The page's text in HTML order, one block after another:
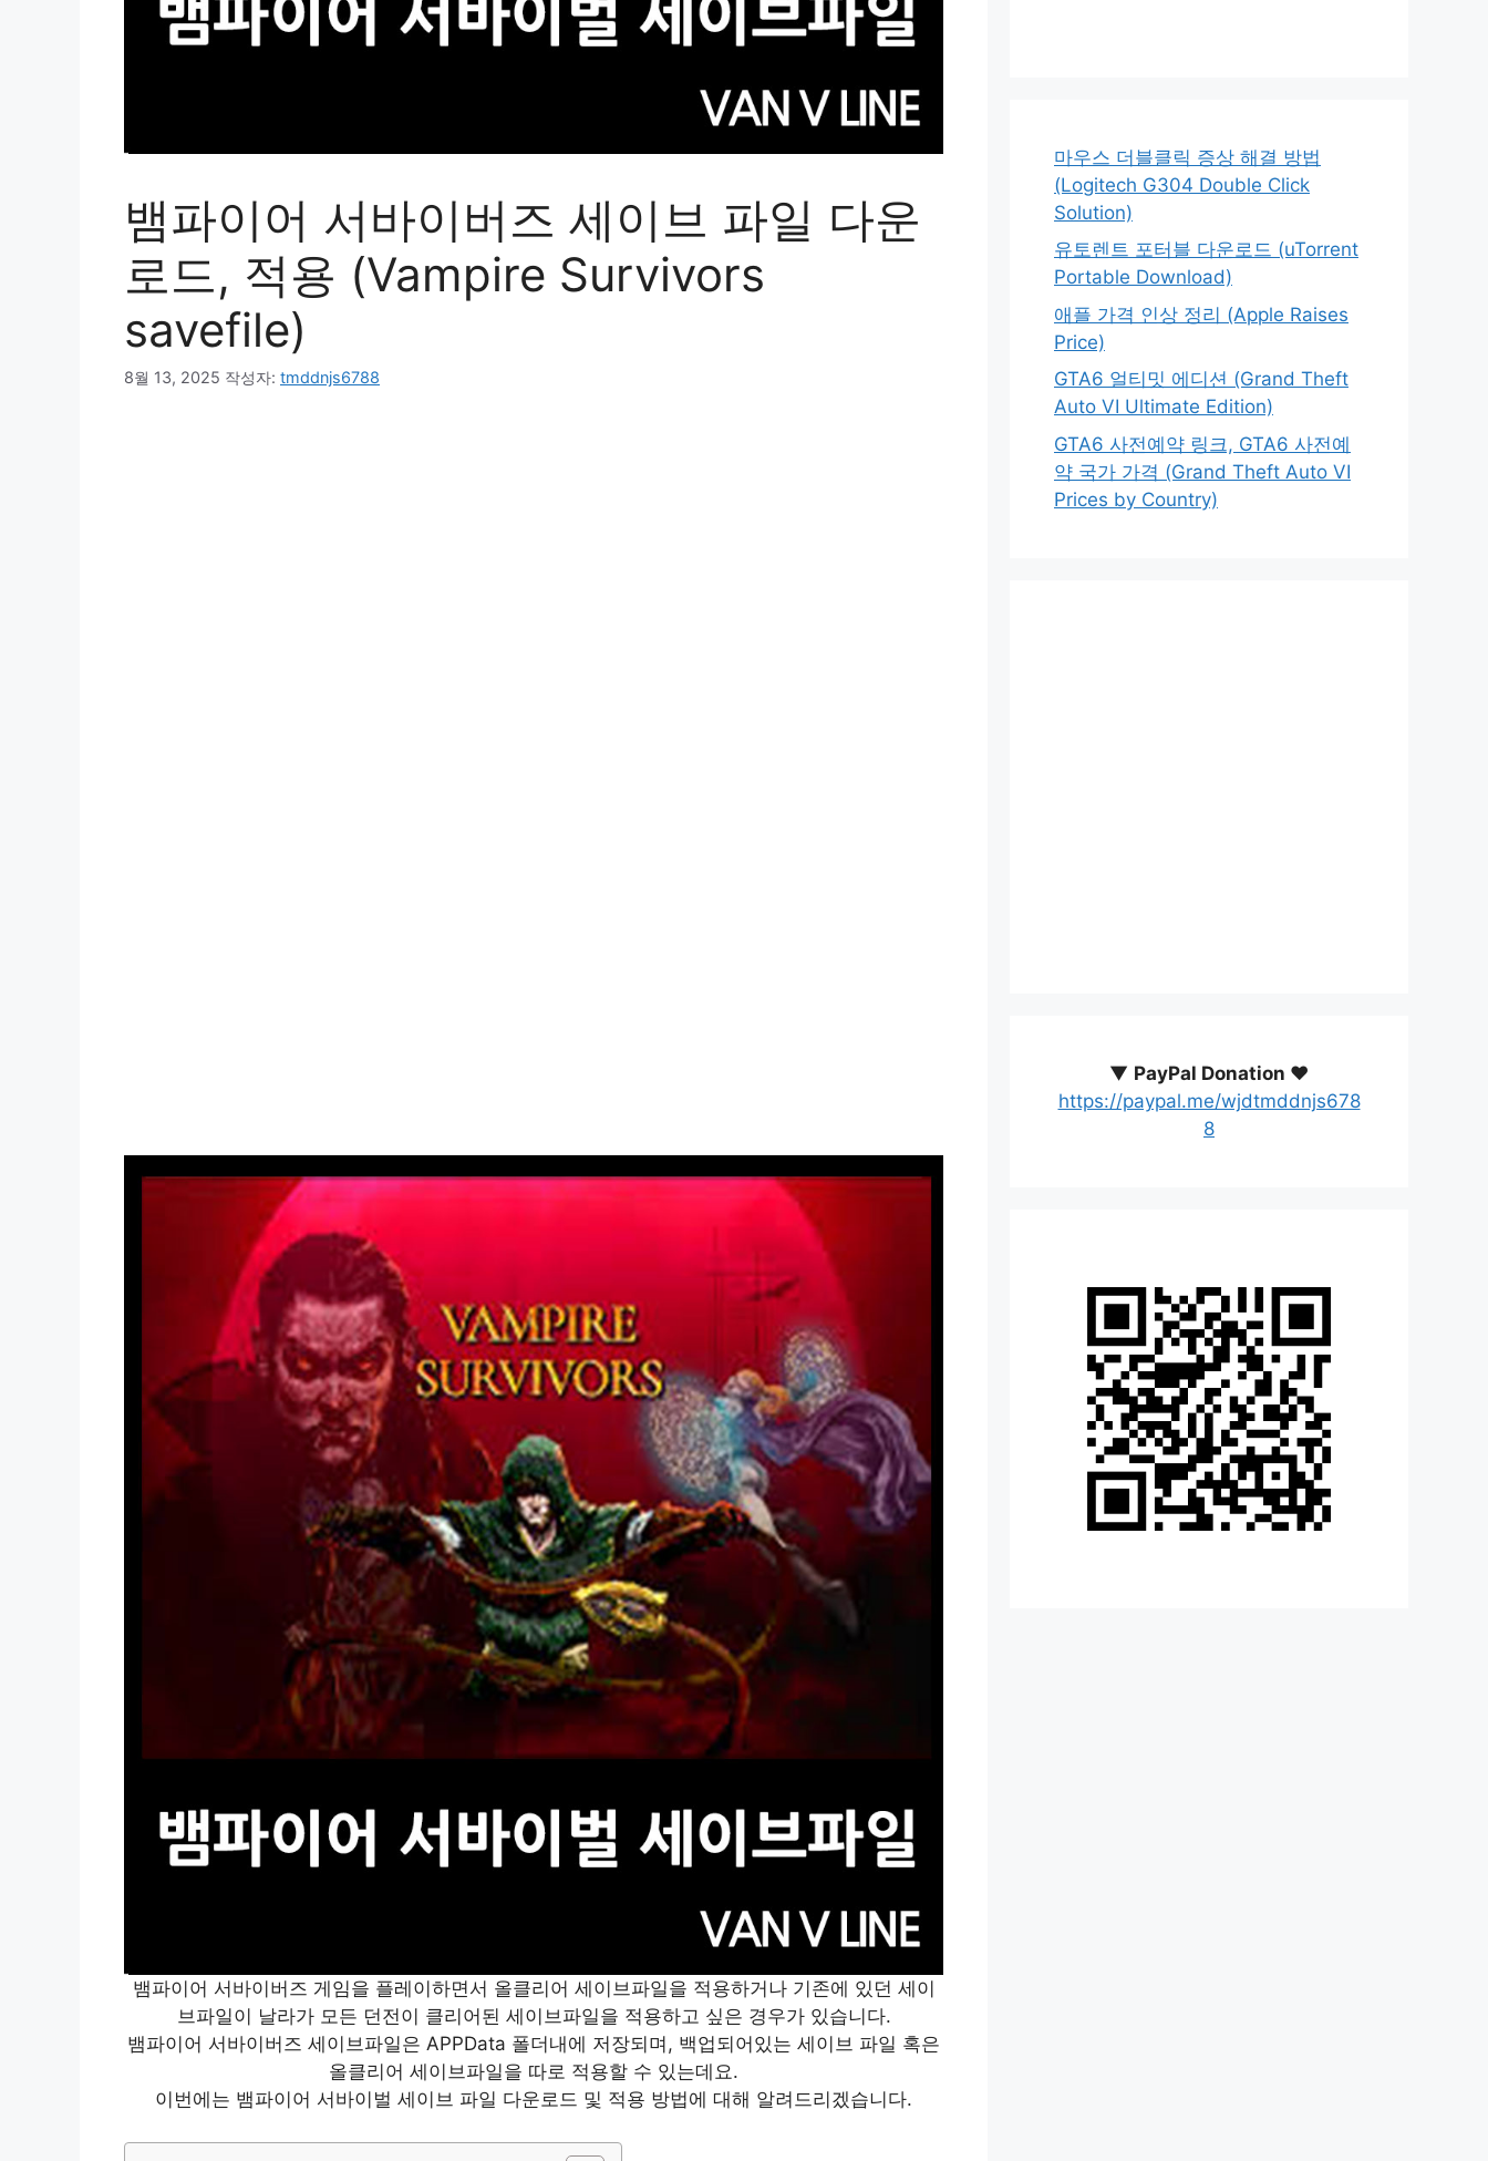
뱀파이어 서바이버즈 세이브 파일 다운
로드, 적용 (Vampire Survivors
savefile)
8월 13, 2025 작성자: tmddnjs6788
뱀파이어 서바이버즈 게임을 플레이하면서 올클리어 세이브파일을 적용하거나 기존에 있던 세이
브파일이 날라가 모든 던전이 클리어된 세이브파일을 적용하고 싶은 경우가 있습니다.
뱀파이어 서바이버즈 세이브파일은 APPData 폴더내에 저장되며, 백업되어있는 세이브 파일 혹은
올클리어 세이브파일을 따로 적용할 수 있는데요.
이번에는 뱀파이어 서바이벌 세이브 파일 다운로드 및 적용 방법에 대해 알려드리겠습니다.
마우스 더블클릭 증상 해결 방법
(Logitech G304 Double Click
Solution)
유토렌트 포터블 다운로드 (uTorrent
Portable Download)
애플 가격 인상 정리 (Apple Raises
Price)
GTA6 얼티밋 에디션 (Grand Theft
Auto VI Ultimate Edition)
GTA6 사전예약 링크, GTA6 사전예
약 국가 가격 (Grand Theft Auto VI
Prices by Country)
▼ PayPal Donation ♥️
https://paypal.me/wjdtmddnjs678
8